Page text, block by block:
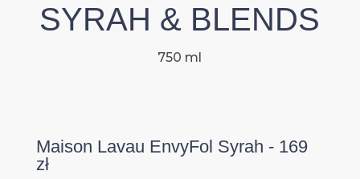
SYRAH & BLENDS
750 ml
Maison Lavau EnvyFol Syrah - 169
zł